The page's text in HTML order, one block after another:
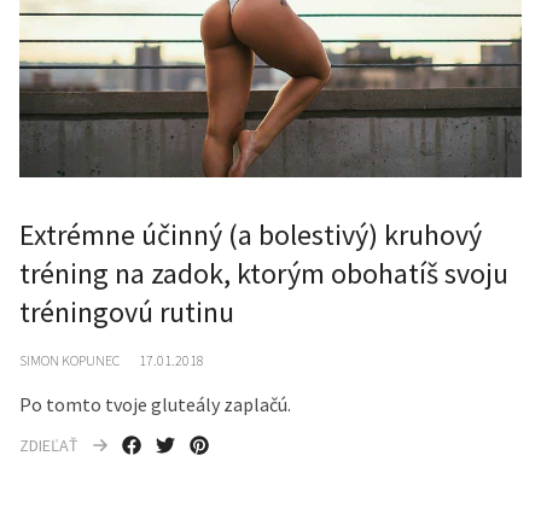
Extrémne účinný (a bolestivý) kruhový
tréning na zadok, ktorým obohatíš svoju
tréningovú rutinu
SIMON KOPUNEC 17.01.2018
Po tomto tvoje gluteály zaplačú.
ZDIEĽAŤ